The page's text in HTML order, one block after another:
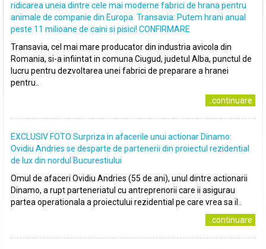
ridicarea uneia dintre cele mai moderne fabrici de hrana pentru
animale de companie din Europa. Transavia: Putem hrani anual
peste 11 milioane de caini si pisici! CONFIRMARE
Transavia, cel mai mare producator din industria avicola din
Romania, si-a infiintat in comuna Ciugud, judetul Alba, punctul de
lucru pentru dezvoltarea unei fabrici de preparare a hranei
pentru..
..continuare
EXCLUSIV FOTO Surpriza in afacerile unui actionar Dinamo:
Ovidiu Andries se desparte de partenerii din proiectul rezidential
de lux din nordul Bucurestiului
Omul de afaceri Ovidiu Andries (55 de ani), unul dintre actionarii
Dinamo, a rupt parteneriatul cu antreprenorii care ii asigurau
partea operationala a proiectului rezidential pe care vrea sa il..
..continuare